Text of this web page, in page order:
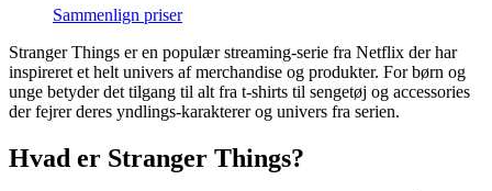
Sammenlign priser
Stranger Things er en populær streaming-serie fra Netflix der har
inspireret et helt univers af merchandise og produkter. For børn og
unge betyder det tilgang til alt fra t-shirts til sengetøj og accessories
der fejrer deres yndlings-karakterer og univers fra serien.
Hvad er Stranger Things?